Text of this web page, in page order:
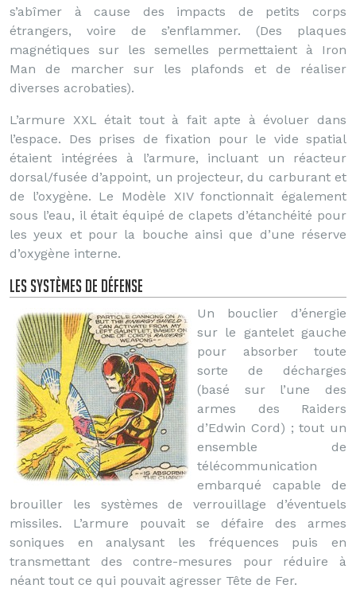
s’abîmer à cause des impacts de petits corps
étrangers, voire de s’enflammer. (Des plaques
magnétiques sur les semelles permettaient à Iron
Man de marcher sur les plafonds et de réaliser
diverses acrobaties).
L’armure XXL était tout à fait apte à évoluer dans
l’espace. Des prises de fixation pour le vide spatial
étaient intégrées à l’armure, incluant un réacteur
dorsal/fusée d’appoint, un projecteur, du carburant et
de l’oxygène. Le Modèle XIV fonctionnait également
sous l’eau, il était équipé de clapets d’étanchéité pour
les yeux et pour la bouche ainsi que d’une réserve
d’oxygène interne.
Les systèmes de défense
Un bouclier d’énergie
sur le gantelet gauche
pour absorber toute
sorte de décharges
(basé sur l’une des
armes des Raiders
d’Edwin Cord) ; tout un
ensemble de
télécommunication
embarqué capable de
brouiller les systèmes de verrouillage d’éventuels
missiles. L’armure pouvait se défaire des armes
soniques en analysant les fréquences puis en
transmettant des contre-mesures pour réduire à
néant tout ce qui pouvait agresser Tête de Fer.